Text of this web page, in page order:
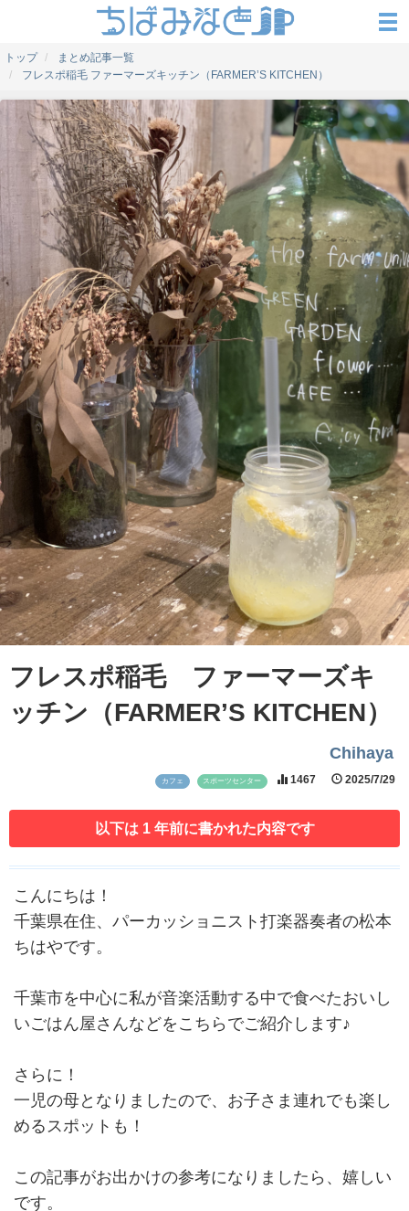
トップ
まとめ記事一覧
フレスポ稲毛 ファーマーズキッチン（FARMER’S KITCHEN）
フレスポ稲毛 ファーマーズキ
ッチン（FARMER’S KITCHEN）
Chihaya
カフェ スポーツセンター 1467 2025/7/29
以下は 1 年前に書かれた内容です
こんにちは！
千葉県在住、パーカッショニスト打楽器奏者の松本
ちはやです。
千葉市を中心に私が音楽活動する中で食べたおいし
いごはん屋さんなどをこちらでご紹介します♪
さらに！
一児の母となりましたので、お子さま連れでも楽し
めるスポットも！
この記事がお出かけの参考になりましたら、嬉しい
です。